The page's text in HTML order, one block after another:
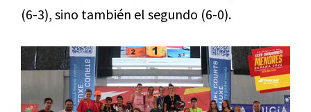
(6-3), sino también el segundo (6-0).